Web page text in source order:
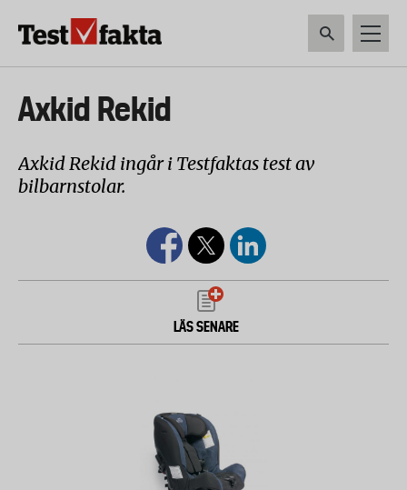
Huvudmeny
ny
Axkid Rekid
Axkid Rekid ingår i Testfaktas test av
bilbarnstolar.
LÄS SENARE